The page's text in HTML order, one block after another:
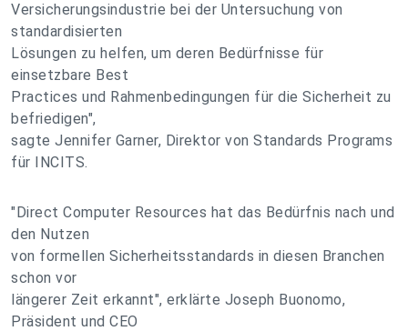
Versicherungsindustrie bei der Untersuchung von
standardisierten
Lösungen zu helfen, um deren Bedürfnisse für
einsetzbare Best
Practices und Rahmenbedingungen für die Sicherheit zu
befriedigen",
sagte Jennifer Garner, Direktor von Standards Programs
für INCITS.
"Direct Computer Resources hat das Bedürfnis nach und
den Nutzen
von formellen Sicherheitsstandards in diesen Branchen
schon vor
längerer Zeit erkannt", erklärte Joseph Buonomo,
Präsident und CEO